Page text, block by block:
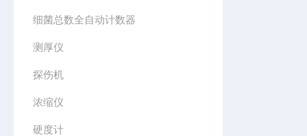
细菌总数全自动计数器
测厚仪
探伤机
浓缩仪
硬度计